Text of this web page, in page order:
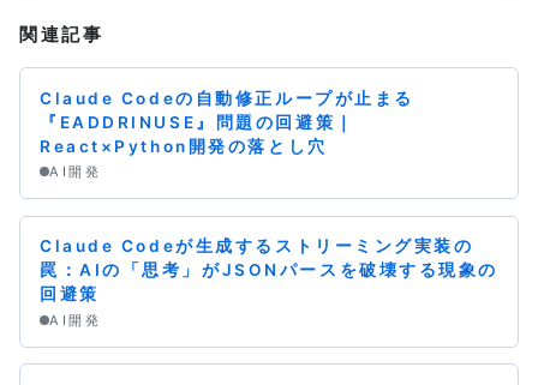
関連記事
Claude Codeの自動修正ループが止まる
『EADDRINUSE』問題の回避策｜
React×Python開発の落とし穴
AI開発
Claude Codeが生成するストリーミング実装の
罠：AIの「思考」がJSONパースを破壊する現象の
回避策
AI開発